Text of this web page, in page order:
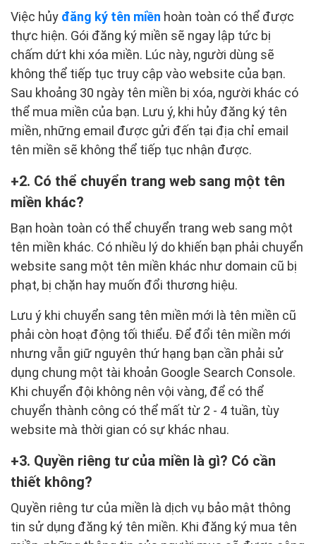
Việc hủy đăng ký tên miền hoàn toàn có thể được
thực hiện. Gói đăng ký miền sẽ ngay lập tức bị
chấm dứt khi xóa miền. Lúc này, người dùng sẽ
không thể tiếp tục truy cập vào website của bạn.
Sau khoảng 30 ngày tên miền bị xóa, người khác có
thể mua miền của bạn. Lưu ý, khi hủy đăng ký tên
miền, những email được gửi đến tại địa chỉ email
tên miền sẽ không thể tiếp tục nhận được.
2. Có thể chuyển trang web sang một tên
miền khác?
Bạn hoàn toàn có thể chuyển trang web sang một
tên miền khác. Có nhiều lý do khiến bạn phải chuyển
website sang một tên miền khác như domain cũ bị
phạt, bị chặn hay muốn đổi thương hiệu.
Lưu ý khi chuyển sang tên miền mới là tên miền cũ
phải còn hoạt động tối thiểu. Để đổi tên miền mới
nhưng vẫn giữ nguyên thứ hạng bạn cần phải sử
dụng chung một tài khoản Google Search Console.
Khi chuyển đội không nên vội vàng, để có thể
chuyển thành công có thể mất từ 2 - 4 tuần, tùy
website mà thời gian có sự khác nhau.
3. Quyền riêng tư của miền là gì? Có cần
thiết không?
Quyền riêng tư của miền là dịch vụ bảo mật thông
tin sử dụng đăng ký tên miền. Khi đăng ký mua tên